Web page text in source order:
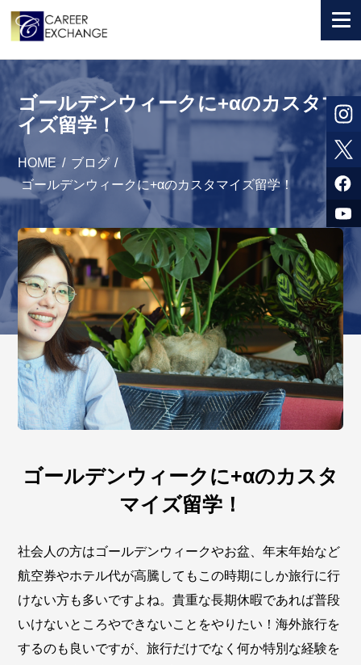
+ 国から選ぶ
+ 目的から選ぶ
求人検索
参加者体験談
よくある質問
+ お申込のご案内
+ 会社情報
カウンセラー募集
ゴールデンウィークに+αのカスタマ
イズ留学！
HOME / ブログ /
ゴールデンウィークに+αのカスタマイズ留学！
ゴールデンウィークに+αのカスタ
マイズ留学！
社会人の方はゴールデンウィークやお盆、年末年始など
航空券やホテル代が高騰してもこの時期にしか旅行に行
けない方も多いですよね。貴重な長期休暇であれば普段
いけないところやできないことをやりたい！海外旅行を
するのも良いですが、旅行だけでなく何か特別な経験を